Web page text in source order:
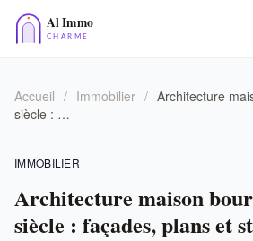
Accueil / Immobilier / Architecture
siècle : …
IMMOBILIER
Architecture maison
siècle : façades, plans et